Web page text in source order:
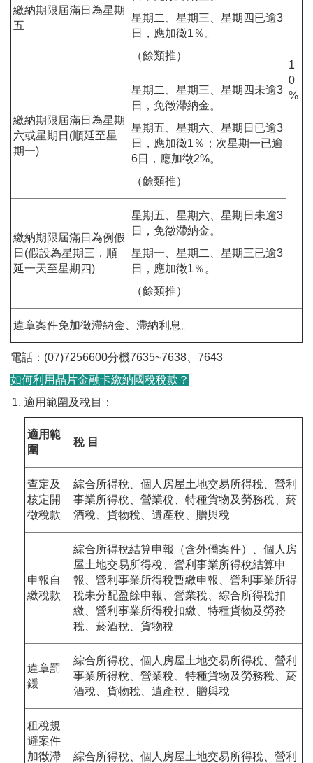
1
0
%
繳納期限屆滿日為星期
五
星期二、星期三、星期四已逾3
日，應加徵1％。
（餘類推）
繳納期限屆滿日為星期
六或星期日(順延至星
期一)
星期二、星期三、星期四未逾3
日，免徵滯納金。
星期五、星期六、星期日已逾3
日，應加徵1％；次星期一已逾
6日，應加徵2%。
（餘類推）
繳納期限屆滿日為例假
日(假設為星期三，順
延一天至星期四)
星期五、星期六、星期日未逾3
日，免徵滯納金。
星期一、星期二、星期三已逾3
日，應加徵1％。
（餘類推）
違章案件免加徵滯納金、滯納利息。
電話：(07)7256600分機7635~7638、7643
如何利用晶片金融卡繳納國稅稅款？
適用範圍及稅目：
適用範
圍
稅 目
查定及
核定開
徵稅款
綜合所得稅、個人房屋土地交易所得稅、營利
事業所得稅、營業稅、特種貨物及勞務稅、菸
酒稅、貨物稅、遺產稅、贈與稅
申報自
繳稅款
綜合所得稅結算申報（含外僑案件）、個人房
屋土地交易所得稅、營利事業所得稅結算申
報、營利事業所得稅暫繳申報、營利事業所得
稅未分配盈餘申報、營業稅、綜合所得稅扣
繳、營利事業所得稅扣繳、特種貨物及勞務
稅、菸酒稅、貨物稅
違章罰
鍰
綜合所得稅、個人房屋土地交易所得稅、營利
事業所得稅、營業稅、特種貨物及勞務稅、菸
酒稅、貨物稅、遺產稅、贈與稅
租稅規
避案件
加徵滯
綜合所得稅、個人房屋土地交易所得稅、營利